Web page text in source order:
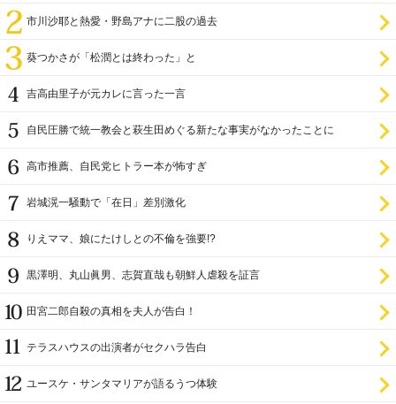
市川沙耶と熱愛・野島アナに二股の過去
葵つかさが「松潤とは終わった」と
吉高由里子が元カレに言った一言
自民圧勝で統一教会と萩生田めぐる新たな事実がなかったことに
高市推薦、自民党ヒトラー本が怖すぎ
岩城滉一騒動で「在日」差別激化
りえママ、娘にたけしとの不倫を強要!?
黒澤明、丸山眞男、志賀直哉も朝鮮人虐殺を証言
田宮二郎自殺の真相を夫人が告白！
テラスハウスの出演者がセクハラ告白
ユースケ・サンタマリアが語るうつ体験